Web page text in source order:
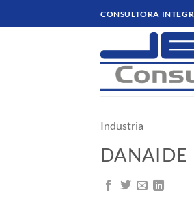
al
CONSULTORA
Industria
DANAIDE